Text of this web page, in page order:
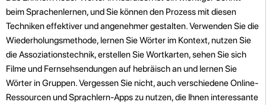
beim Sprachenlernen, und Sie können den Prozess mit diesen
Techniken effektiver und angenehmer gestalten. Verwenden Sie die
Wiederholungsmethode, lernen Sie Wörter im Kontext, nutzen Sie
die Assoziationstechnik, erstellen Sie Wortkarten, sehen Sie sich
Filme und Fernsehsendungen auf hebräisch an und lernen Sie
Wörter in Gruppen. Vergessen Sie nicht, auch verschiedene Online-
Ressourcen und Sprachlern-Apps zu nutzen, die Ihnen interessante